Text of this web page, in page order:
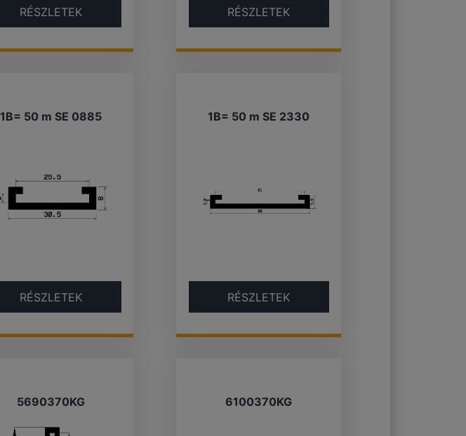
RÉSZLETEK RÉSZLETEK
1B= 50 m SE 0885
RÉSZLETEK
1B= 50 m SE 2330
RÉSZLETEK
5690370KG 6100370KG